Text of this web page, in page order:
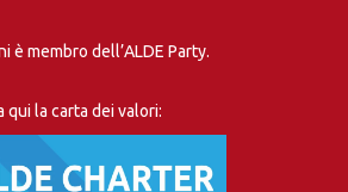
è membro dell’ALDE Party.
qui la carta dei valori: